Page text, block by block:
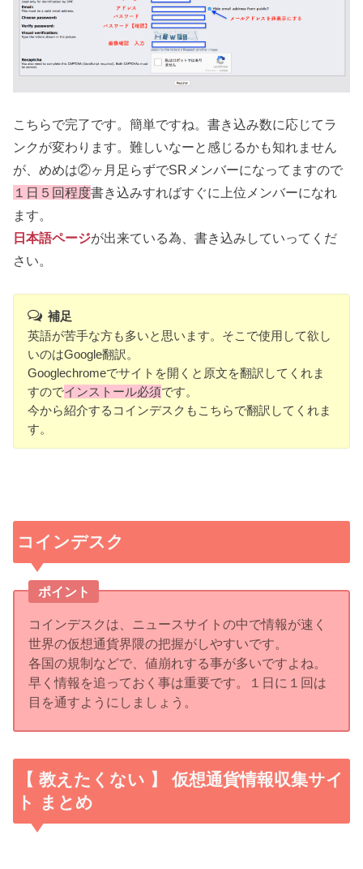
こちらで完了です。簡単ですね。書き込み数に応じてラ
ンクが変わります。難しいなーと感じるかも知れません
が、めめは②ヶ月足らずでSRメンバーになってますので
１日５回程度書き込みすればすぐに上位メンバーになれ
ます。
日本語ページが出来ている為、書き込みしていってくだ
さい。
補足
英語が苦手な方も多いと思います。そこで使用して欲し
いのはGoogle翻訳。
Googlechromeでサイトを開くと原文を翻訳してくれま
すのでインストール必須です。
今から紹介するコインデスクもこちらで翻訳してくれま
す。
コインデスク
ポイント
コインデスクは、ニュースサイトの中で情報が速く
世界の仮想通貨界隈の把握がしやすいです。
各国の規制などで、値崩れする事が多いですよね。
早く情報を追っておく事は重要です。１日に１回は
目を通すようにしましょう。
【 教えたくない 】 仮想通貨情報収集サイ
ト まとめ